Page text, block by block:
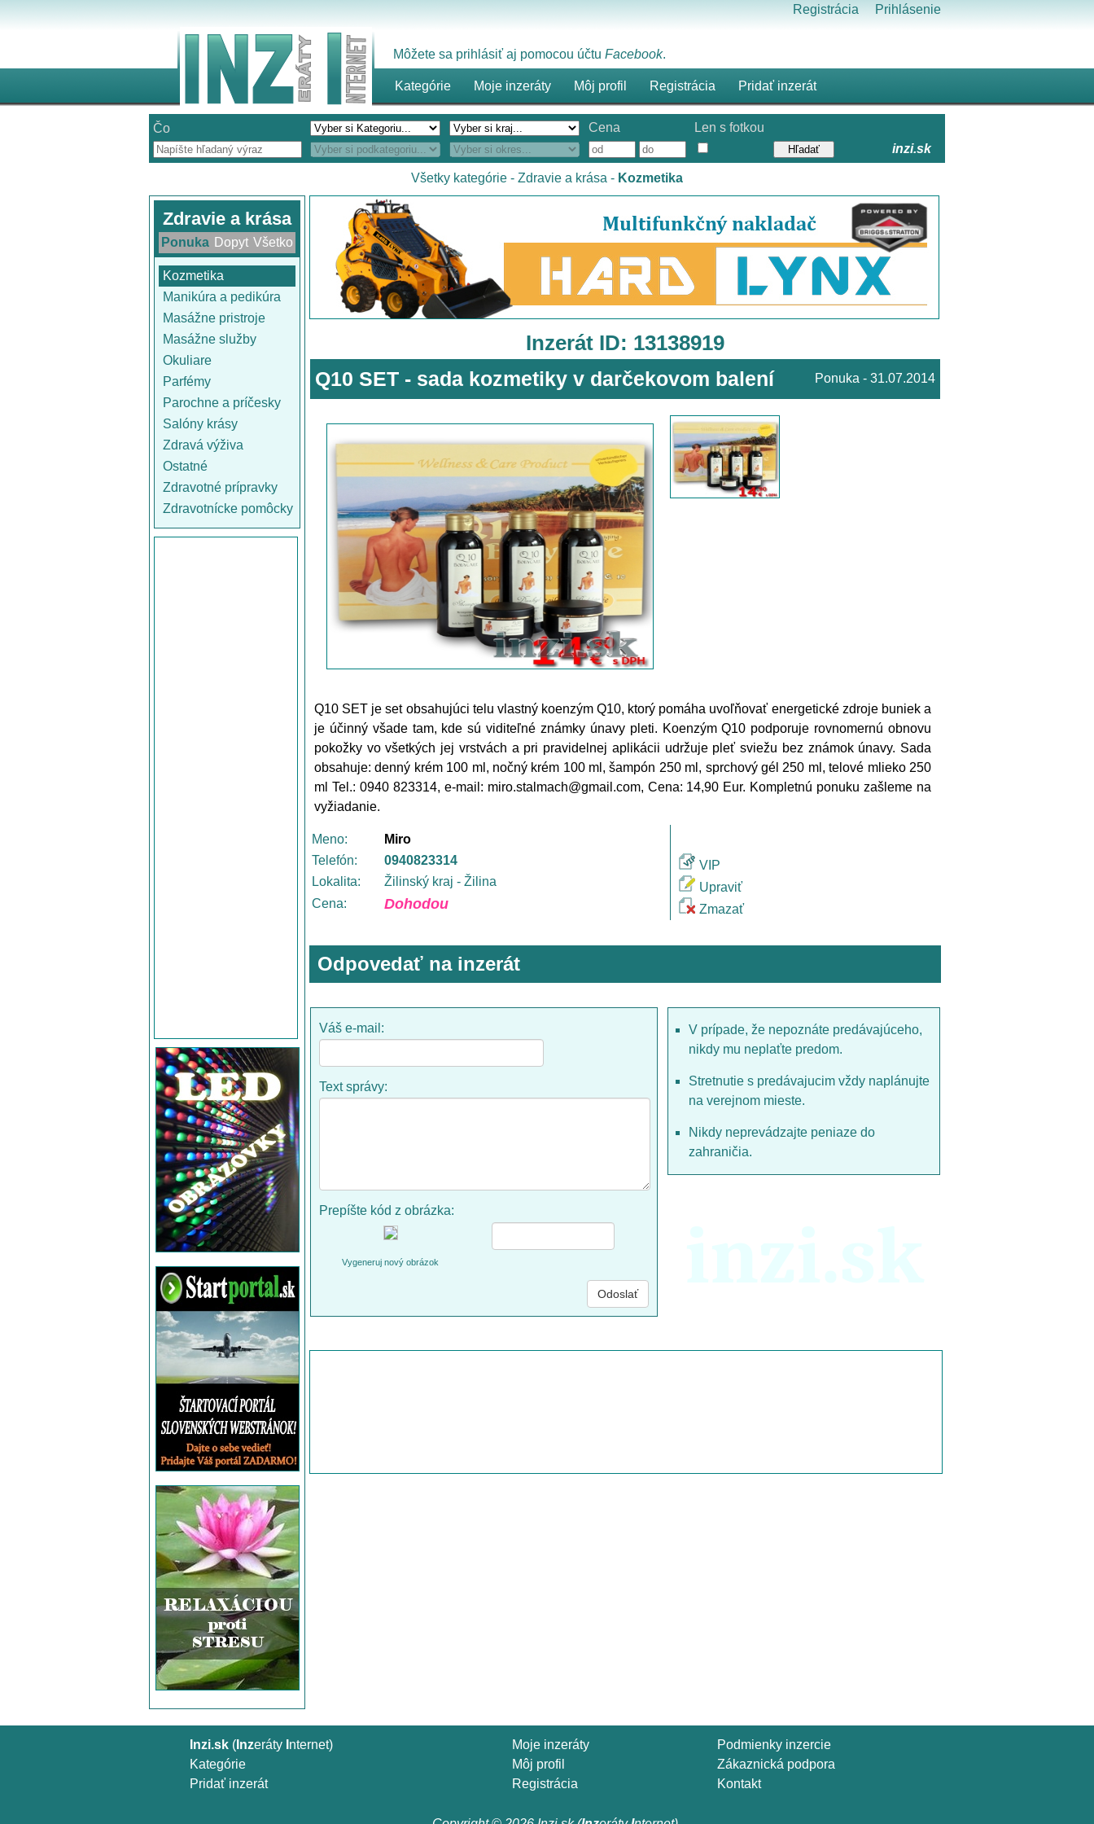
Registrácia Prihlásenie
Môžete sa prihlásiť aj pomocou účtu Facebook.
Kategórie Moje inzeráty Môj profil Registrácia Pridať inzerát
Čo Cena
Len s fotkou
inzi.sk
Všetky kategórie - Zdravie a krása - Kozmetika
Zdravie a krása
Ponuka Dopyt Všetko
Kozmetika
Manikúra a pedikúra
Masážne pristroje
Masážne služby
Okuliare
Parfémy
Parochne a príčesky
Salóny krásy
Zdravá výživa
Ostatné
Zdravotné prípravky
Zdravotnícke pomôcky
Inzerát ID: 13138919
Q10 SET - sada kozmetiky v darčekovom balení
Ponuka - 31.07.2014
Q10 SET je set obsahujúci telu vlastný koenzým Q10, ktorý pomáha uvoľňovať energetické zdroje buniek a
je účinný všade tam, kde sú viditeľné známky únavy pleti. Koenzým Q10 podporuje rovnomernú obnovu
pokožky vo všetkých jej vrstvách a pri pravidelnej aplikácii udržuje pleť sviežu bez známok únavy. Sada
obsahuje: denný krém 100 ml, nočný krém 100 ml, šampón 250 ml, sprchový gél 250 ml, telové mlieko 250
ml Tel.: 0940 823314, e-mail: miro.stalmach@gmail.com, Cena: 14,90 Eur. Kompletnú ponuku zašleme na
vyžiadanie.
Meno:
Miro
Telefón:
0940823314
Lokalita:
Žilinský kraj - Žilina
Cena:
Dohodou
VIP
Upraviť
Zmazať
Odpovedať na inzerát
Váš e-mail:
Text správy:
Prepíšte kód z obrázka:
Vygeneruj nový obrázok
V prípade, že nepoznáte predávajúceho,
nikdy mu neplaťte predom.
Stretnutie s predávajucim vždy naplánujte
na verejnom mieste.
Nikdy neprevádzajte peniaze do
zahraničia.
Inzi.sk(Inzeráty nternet)
Kategórie
Pridať inzerát
Moje inzeráty
Môj profil
Registrácia
Podmienky inzercie
Zákaznická podpora
Kontakt